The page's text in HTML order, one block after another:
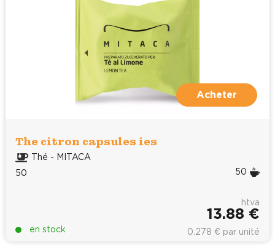
Acheter
The citron capsules ies
Thé - MITACA
50
50
en stock
htva
13.88 €
0.278 € par unité